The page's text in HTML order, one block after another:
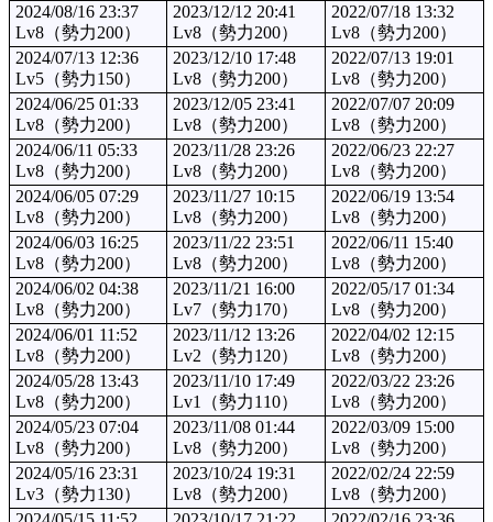
2024/08/16 23:37
Lv8（勢力200）
2023/12/12 20:41
Lv8（勢力200）
2022/07/18 13:32
Lv8（勢力200）
2024/07/13 12:36
Lv5（勢力150）
2023/12/10 17:48
Lv8（勢力200）
2022/07/13 19:01
Lv8（勢力200）
2024/06/25 01:33
Lv8（勢力200）
2023/12/05 23:41
Lv8（勢力200）
2022/07/07 20:09
Lv8（勢力200）
2024/06/11 05:33
Lv8（勢力200）
2023/11/28 23:26
Lv8（勢力200）
2022/06/23 22:27
Lv8（勢力200）
2024/06/05 07:29
Lv8（勢力200）
2023/11/27 10:15
Lv8（勢力200）
2022/06/19 13:54
Lv8（勢力200）
2024/06/03 16:25
Lv8（勢力200）
2023/11/22 23:51
Lv8（勢力200）
2022/06/11 15:40
Lv8（勢力200）
2024/06/02 04:38
Lv8（勢力200）
2023/11/21 16:00
Lv7（勢力170）
2022/05/17 01:34
Lv8（勢力200）
2024/06/01 11:52
Lv8（勢力200）
2023/11/12 13:26
Lv2（勢力120）
2022/04/02 12:15
Lv8（勢力200）
2024/05/28 13:43
Lv8（勢力200）
2023/11/10 17:49
Lv1（勢力110）
2022/03/22 23:26
Lv8（勢力200）
2024/05/23 07:04
Lv8（勢力200）
2023/11/08 01:44
Lv8（勢力200）
2022/03/09 15:00
Lv8（勢力200）
2024/05/16 23:31
Lv3（勢力130）
2023/10/24 19:31
Lv8（勢力200）
2022/02/24 22:59
Lv8（勢力200）